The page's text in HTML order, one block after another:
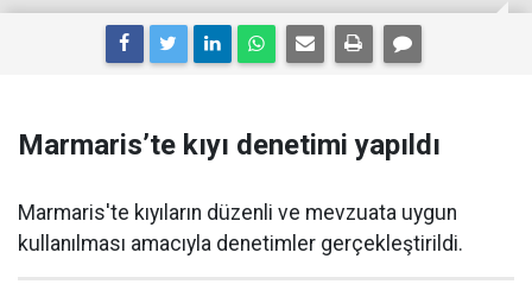
Marmaris’te kıyı denetimi yapıldı
Marmaris'te kıyıların düzenli ve mevzuata uygun
kullanılması amacıyla denetimler gerçekleştirildi.